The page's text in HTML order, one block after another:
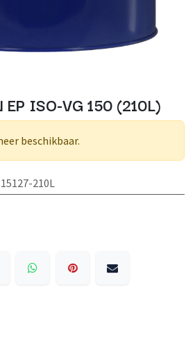
EP ISO-VG 150 (210L)
beschikbaar.
210L